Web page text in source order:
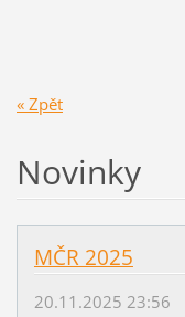
« Zpět
Novinky
MČR 2025
20.11.2025 23:56